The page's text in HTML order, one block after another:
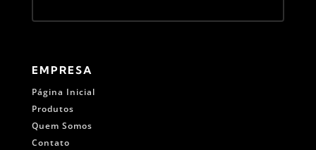
EMPRESA
Página Inicial
Produtos
Quem Somos
Contato